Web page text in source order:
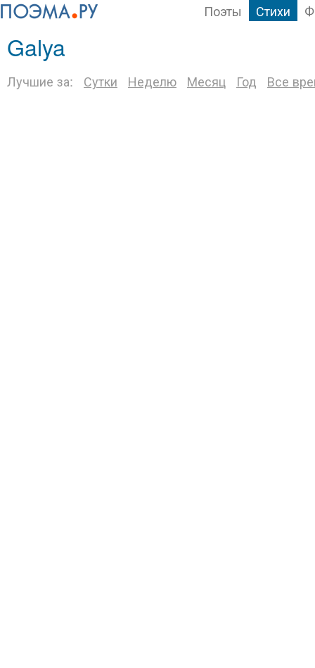
Поэты Стихи
Galya
Лучшие за: Сутки Неделю Месяц Год Все